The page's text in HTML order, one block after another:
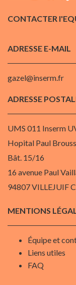
CONTACTER
ADRESSE E-MAIL
gazel@inserm.fr
ADRESSE
UMS 011 Inserm
Hopital Paul
Bât. 15/16
16 avenue Paul
94807 VILLEJUIF
MENTIONS
Équipe et
Liens utiles
FAQ